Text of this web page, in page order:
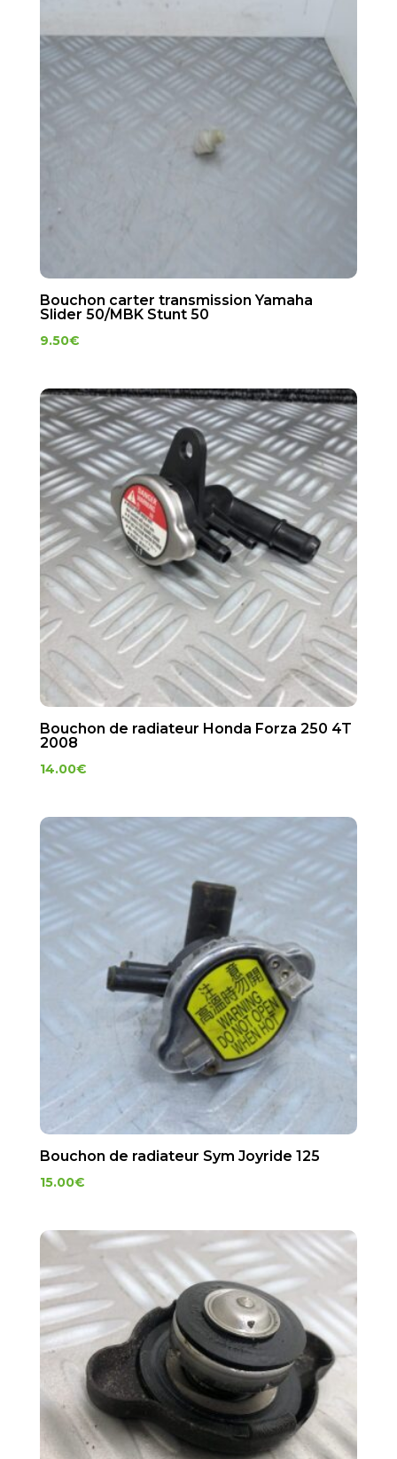
Bouchon carter transmission Yamaha
Slider 50/MBK Stunt 50
9.50€
Bouchon de radiateur Honda Forza 250 4T
2008
14.00€
Bouchon de radiateur Sym Joyride 125
15.00€